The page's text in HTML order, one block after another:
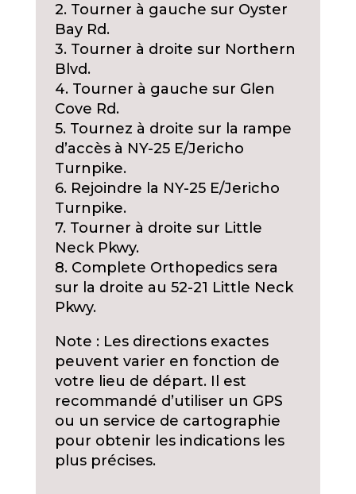
2. Tourner à gauche sur Oyster
Bay Rd.
3. Tourner à droite sur Northern
Blvd.
4. Tourner à gauche sur Glen
Cove Rd.
5. Tournez à droite sur la rampe
d’accès à NY-25 E/Jericho
Turnpike.
6. Rejoindre la NY-25 E/Jericho
Turnpike.
7. Tourner à droite sur Little
Neck Pkwy.
8. Complete Orthopedics sera
sur la droite au 52-21 Little Neck
Pkwy.
Note : Les directions exactes
peuvent varier en fonction de
votre lieu de départ. Il est
recommandé d’utiliser un GPS
ou un service de cartographie
pour obtenir les indications les
plus précises.